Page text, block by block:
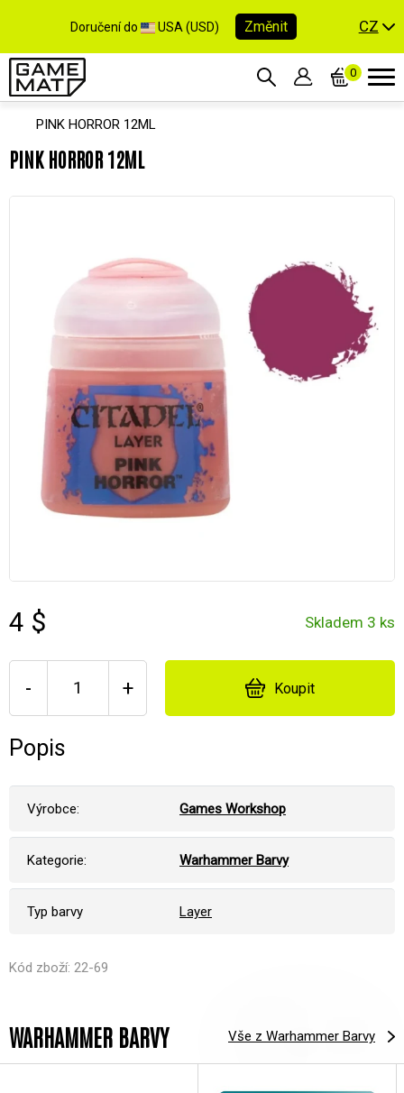
Doručení do USA (USD) Změnit CZ
0
PINK HORROR 12ML
PINK HORROR 12ML
4 $ Skladem 3 ks
- + Koupit
Popis
Výrobce: Games Workshop
Kategorie: Warhammer Barvy
Typ barvy Layer
Kód zboží: 22-69
WARHAMMER BARVY Vše z Warhammer Barvy